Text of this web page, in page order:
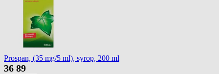
Prospan, (35 mg/5 ml), syrop, 200 ml
36 89